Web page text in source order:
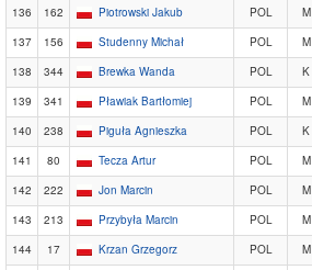
136
162 Piotrowski Jakub POL M
137
156 Studenny Michał POL M
138
344 Brewka Wanda POL K
139
341 Pławiak Bartłomiej POL M
140
238 Piguła Agnieszka POL K
141
80 Tecza Artur POL M
142
222 Jon Marcin POL M
143
213 Przybyła Marcin POL M
144
17 Krzan Grzegorz POL M